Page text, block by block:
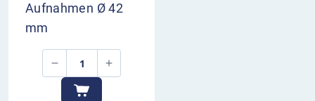
Aufnahmen Ø 42
mm